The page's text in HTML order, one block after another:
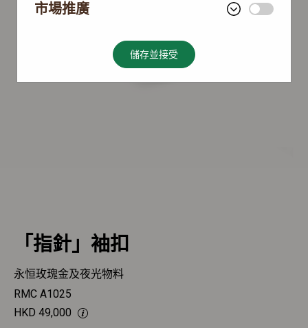
「指針」袖扣
永恒玫瑰金及夜光物料
RMC A1025
HKD 49,000
市場推廣
儲存並接受